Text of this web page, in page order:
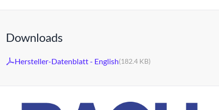
Downloads
Hersteller-Datenblatt - English(182.4 KB)